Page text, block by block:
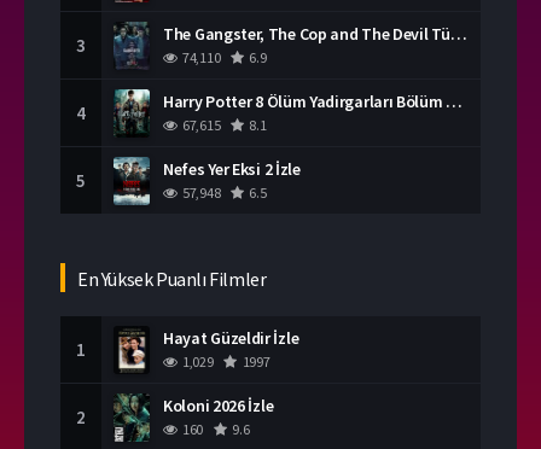
3 The Gangster, The Cop and The Devil Türkçe Dublaj İzle
74,110 6.9
4 Harry Potter 8 Ölüm Yadirgarları Bölüm 2 İzle
67,615 8.1
5 Nefes Yer Eksi 2 İzle
57,948 6.5
En Yüksek Puanlı Filmler
1 Hayat Güzeldir İzle
1,029 1997
2 Koloni 2026 İzle
160 9.6